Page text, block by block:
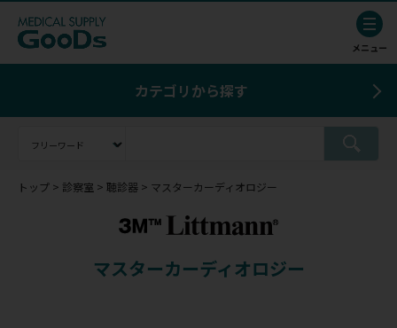
カテゴリから探す
トップ 診察室 聴診器 マスターカーディオロジー
マスターカーディオロジー